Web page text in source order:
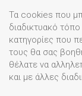
Τα cookies που
διαδικτυακό τόπο
κατηγορίες που
τους θα σας
θέλατε να
και με άλλες